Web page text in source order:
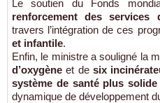
Le soutien du Fonds
renforcement des services
travers l’intégration de ces
et infantile.
Enfin, le ministre a souligné la
d’oxygène et de six
système de santé plus
dynamique de développement